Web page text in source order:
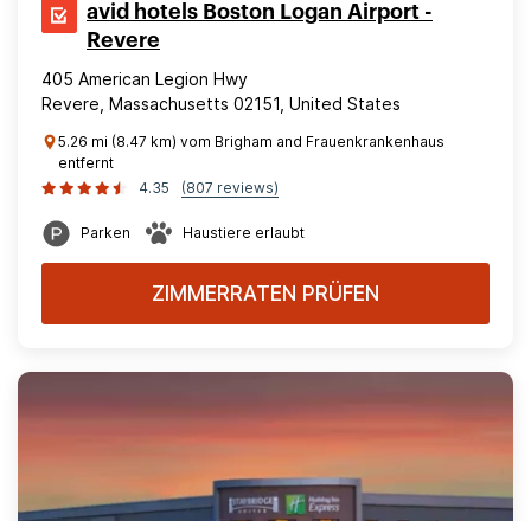
avid hotels Boston Logan Airport -
Revere
405 American Legion Hwy
Revere, Massachusetts 02151, United States
5.26 mi (8.47 km) vom Brigham and Frauenkrankenhaus
entfernt
4.35
(807 reviews)
Parken Haustiere erlaubt
ZIMMERRATEN PRÜFEN